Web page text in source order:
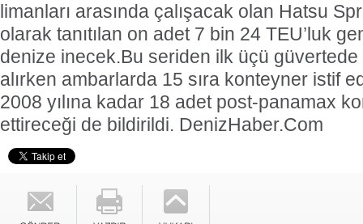
limanları arasında çalışacak olan Hatsu
olarak tanıtılan on adet 7 bin 24 TEU’luk
denize inecek.Bu seriden ilk üçü güvertede
alırken ambarlarda 15 sıra konteyner istif
2008 yılına kadar 18 adet post-panamax
ettireceği de bildirildi. DenizHaber.Com